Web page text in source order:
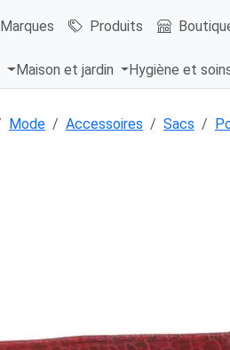
Marques Produits
Maison et jardin Hygiène et
Mode Accessoires Sacs